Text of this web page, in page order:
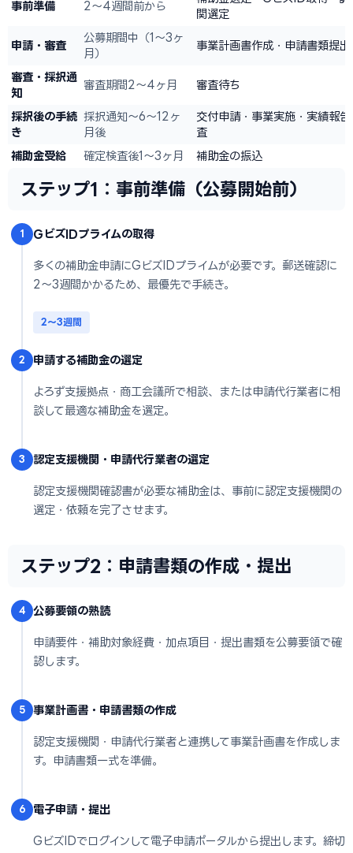
事前準備 2〜4週間前から
関選定
申請・審査
公募期間中（1〜3ヶ
月）
事業計画書作成・申請書類提出
審査・採択通
知
審査期間2〜4ヶ月 審査待ち
採択後の手続
き
採択通知〜6〜12ヶ
月後
交付申請・事業実施・実績報
査
補助金受給
確定検査後1〜3ヶ月 補助金の振込
ステップ1：事前準備（公募開始前）
1 GビズIDプライムの取得
多くの補助金申請にGビズIDプライムが必要です。郵送確認に
2〜3週間かかるため、最優先で手続き。
2〜3週間
2 申請する補助金の選定
よろず支援拠点・商工会議所で相談、または申請代行業者に相
談して最適な補助金を選定。
3 認定支援機関・申請代行業者の選定
認定支援機関確認書が必要な補助金は、事前に認定支援機関の
選定・依頼を完了させます。
ステップ2：申請書類の作成・提出
4 公募要領の熟読
申請要件・補助対象経費・加点項目・提出書類を公募要領で確
認します。
5 事業計画書・申請書類の作成
認定支援機関・申請代行業者と連携して事業計画書を作成しま
す。申請書類一式を準備。
6 電子申請・提出
GビズIDでログインして電子申請ポータルから提出します。締切